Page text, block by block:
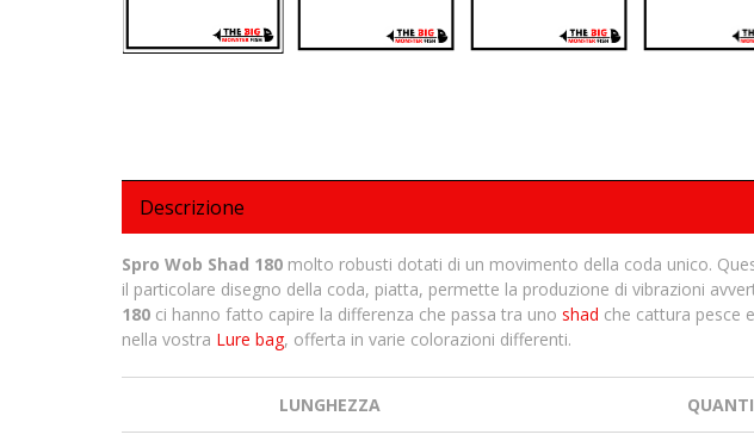
Descrizione
Spro Wob Shad 180 molto robusti dotati di un movimento della coda unico.
il particolare disegno della coda, piatta, permette la produzione di vibrazioni
180 ci hanno fatto capire la differenza che passa tra uno shad che cattura pesce
nella vostra Lure bag, offerta in varie colorazioni differenti.
LUNGHEZZA